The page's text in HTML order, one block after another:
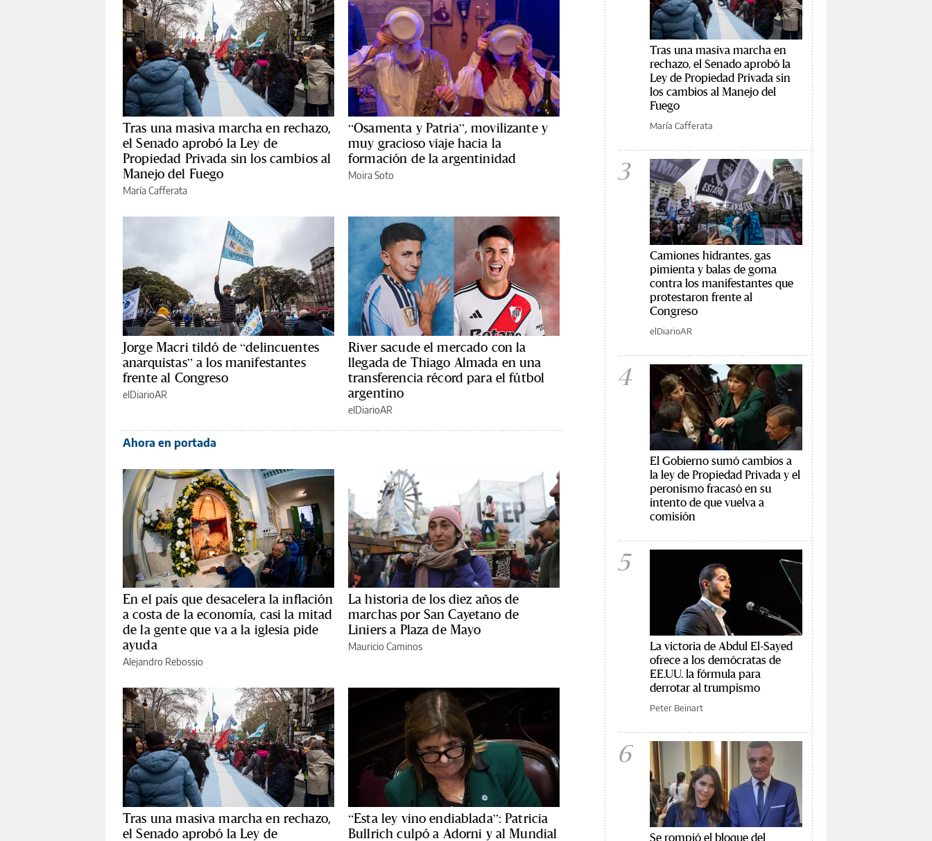
Tras una masiva marcha en rechazo,
el Senado aprobó la Ley de
Propiedad Privada sin los cambios al
Manejo del Fuego
María Cafferata
“Osamenta y Patria”, movilizante y
muy gracioso viaje hacia la
formación de la argentinidad
Moira Soto
Jorge Macri tildó de “delincuentes
anarquistas” a los manifestantes
frente al Congreso
elDiarioAR
River sacude el mercado con la
llegada de Thiago Almada en una
transferencia récord para el fútbol
argentino
elDiarioAR
Ahora en portada
En el país que desacelera la inflación
a costa de la economía, casi la mitad
de la gente que va a la iglesia pide
ayuda
Alejandro Rebossio
La historia de los diez años de
marchas por San Cayetano de
Liniers a Plaza de Mayo
Mauricio Caminos
Tras una masiva marcha en rechazo,
el Senado aprobó la Ley de
“Esta ley vino endiablada”: Patricia
Bullrich culpó a Adorni y al Mundial
Tras una masiva marcha en
rechazo, el Senado aprobó la
Ley de Propiedad Privada sin
los cambios al Manejo del
Fuego
María Cafferata
3
Camiones hidrantes, gas
pimienta y balas de goma
contra los manifestantes que
protestaron frente al
Congreso
elDiarioAR
4
El Gobierno sumó cambios a
la ley de Propiedad Privada y el
peronismo fracasó en su
intento de que vuelva a
comisión
5
La victoria de Abdul El-Sayed
ofrece a los demócratas de
EE.UU. la fórmula para
derrotar al trumpismo
Peter Beinart
6
Se rompió el bloque del